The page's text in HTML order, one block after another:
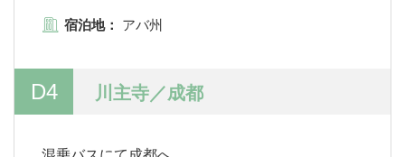
宿泊地： アバ州
D4 川主寺／成都